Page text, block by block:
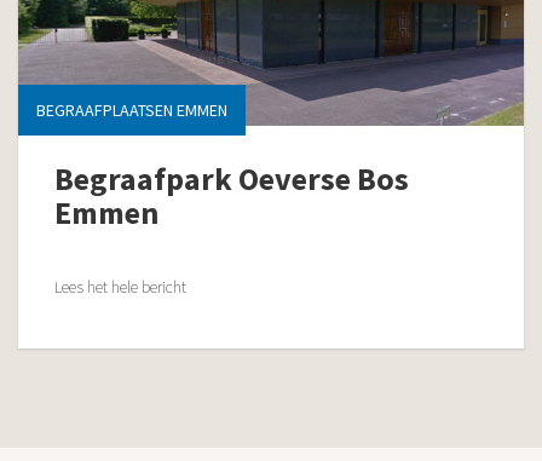
BEGRAAFPLAATSEN EMMEN
Begraafpark Oeverse Bos
Emmen
Lees het hele bericht